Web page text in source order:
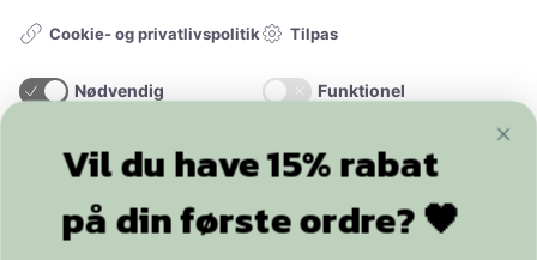
Cookie- og privatlivspolitik Tilpas
Nødvendig
Funktionel
Vil du have 15% rabat
på din første ordre? 🖤